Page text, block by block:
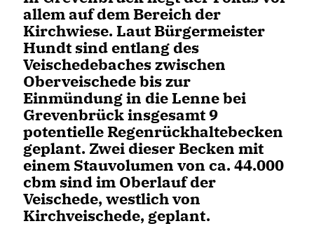
allem auf dem Bereich der
Kirchwiese. Laut Bürgermeister
Hundt sind entlang des
Veischedebaches zwischen
Oberveischede bis zur
Einmündung in die Lenne bei
Grevenbrück insgesamt 9
potentielle Regenrückhaltebecken
geplant. Zwei dieser Becken mit
einem Stauvolumen von ca. 44.000
cbm sind im Oberlauf der
Veischede, westlich von
Kirchveischede, geplant.